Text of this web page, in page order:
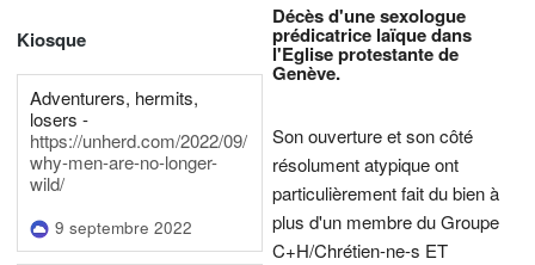
Kiosque
Adventurers, hermits,
losers -
https://unherd.com/2022/09/
why-men-are-no-longer-
wild/
9 septembre 2022
Décès d'une sexologue
prédicatrice laïque dans
l'Eglise protestante de
Genève.
Son ouverture et son côté
résolument atypique ont
particulièrement fait du bien à
plus d'un membre du Groupe
C+H/Chrétien-ne-s ET